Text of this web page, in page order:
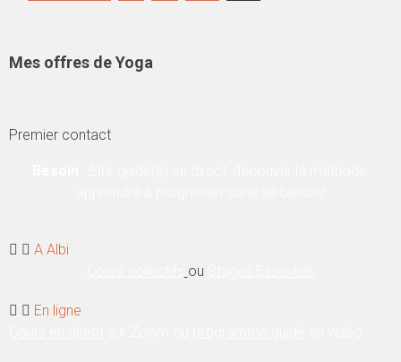
Mes offres de Yoga
Premier contact
A Albi
ou
En ligne